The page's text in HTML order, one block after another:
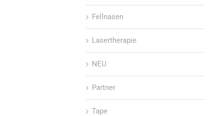
Fellnasen
Lasertherapie
NEU
Partner
Tape